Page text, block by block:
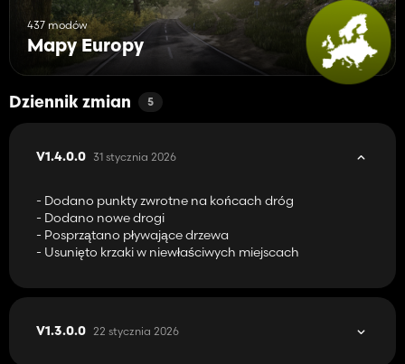
437 modów
Mapy Europy
Dziennik zmian 5
V1.4.0.0 31 stycznia 2026
- Dodano punkty zwrotne na końcach dróg
- Dodano nowe drogi
- Posprzątano pływające drzewa
- Usunięto krzaki w niewłaściwych miejscach
V1.3.0.0 22 stycznia 2026